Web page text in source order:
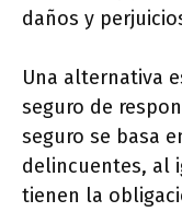
daños y
Una alternativa
seguro de
seguro se basa
delincuentes, al
tienen la